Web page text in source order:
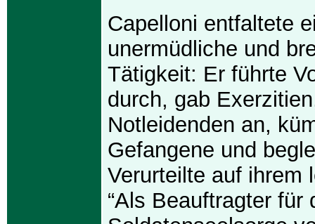
Capelloni entfaltete
unermüdliche und
Tätigkeit: Er führte
durch, gab
Notleidenden an,
Gefangene und
Verurteilte auf ihrem
“Als Beauftragter für